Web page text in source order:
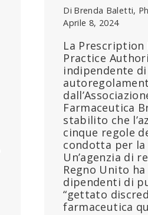
Di Brenda Baletti,
Aprile 8, 2024
La Prescription
Practice
indipendente di
Farmaceutica
stabilito che
cinque regole
condotta per
Un’agenzia di
Regno Unito
dipendenti di
“gettato
farmaceutica